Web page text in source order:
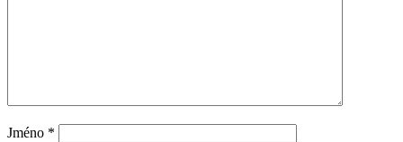
Jméno *